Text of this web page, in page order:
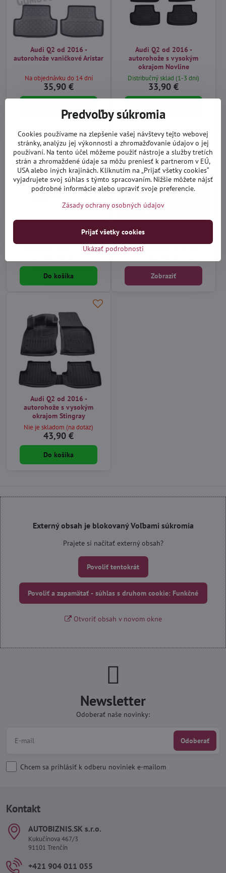
Audi Q2 od 2016 -
autorohože vaničkové Aristar
Na objednávku do 14 dní
35,90 €
Audi Q2 od 2016 -
autorohože s vysokým
okrajom Novline
Distribučný sklad (1-3 dni)
33,90 €
Audi Q2 od 2016 -
autorohože gumové Rigum
Distribučný sklad (1-3 dni)
Do košíka
Audi Q2 od 2016 - textilné
autokoberce
Na objednávku do 14 dní
Zobraziť
Audi Q2 od 2016 -
autorohože s vysokým
okrajom Stingray
Nie je skladom (na dotaz)
43,90 €
Do košíka
Externý obsah je blokovaný Voľbami súkromia
Prajete si načítať externý obsah?
Povoliť tentokrát
Povoliť a zapamätať - súhlas s druhom cookie: Funkčné
Otvoriť obsah v novom okne
Newsletter
Odoberať naše novinky:
Odoberať
Chcem sa prihlásiť k odberu noviniek e-mailom
Kontakt
AUTOBIZNIS​.SK s​.r​.o​.
Kukučínova 467/3
91101 Trenčín
+421 904 011 055
Predvoľby súkromia
Cookies používame na zlepšenie vašej návštevy tejto webovej
stránky, analýzu jej výkonnosti a zhromažďovanie údajov o jej
používaní. Na tento účel môžeme použiť nástroje a služby tretích
strán a zhromaždené údaje sa môžu preniesť k partnerom v EÚ,
USA alebo iných krajinách. Kliknutím na „Prijať všetky cookies“
vyjadrujete svoj súhlas s týmto spracovaním. Nižšie môžete nájsť
podrobné informácie alebo upraviť svoje preferencie.
Zásady ochrany osobných údajov
Ukázať podrobnosti
Prijať všetky cookies